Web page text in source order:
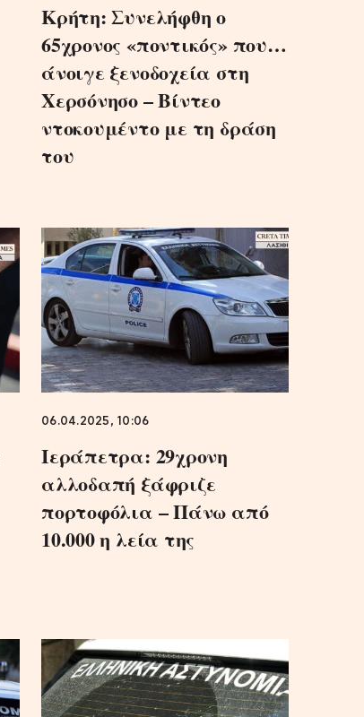
Κρήτη: Συνελήφθη ο
65χρονος «ποντικός» που…
άνοιγε ξενοδοχεία στη
Χερσόνησο – Βίντεο
ντοκουμέντο με τη δράση
του
06.04.2025, 10:06
Ιεράπετρα: 29χρονη
αλλοδαπή ξάφριζε
πορτοφόλια – Πάνω από
10.000 η λεία της